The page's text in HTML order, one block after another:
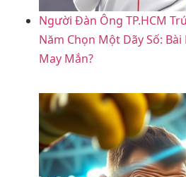
Người Đàn Ông TP.HCM
Năm Chọn Một Dãy Số:
May Mắn?